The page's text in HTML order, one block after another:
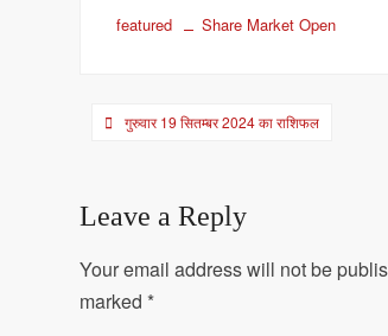
featured Share Market Open
Postगुरुवार 19 सितम्बर 2024 का राशिफल
Leave a Reply
Your email address will not be
marked *